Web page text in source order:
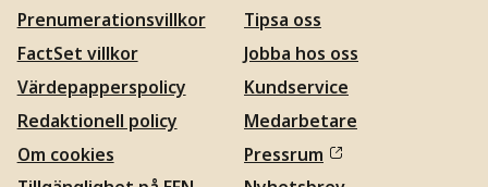
Prenumerationsvillkor
FactSet villkor
Värdepapperspolicy
Redaktionell policy
Om cookies
Tipsa oss
Jobba hos oss
Kundservice
Medarbetare
Pressrum